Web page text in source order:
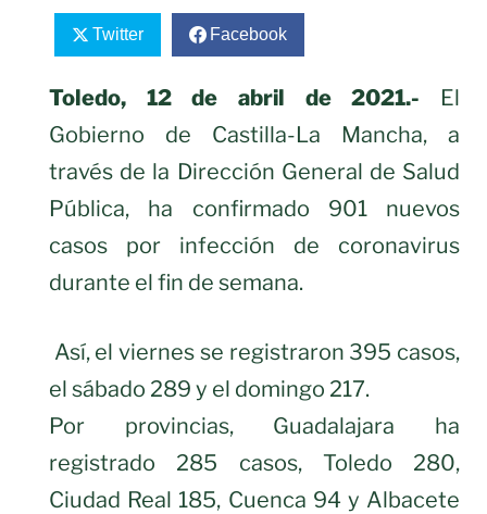
Twitter Facebook
Toledo, 12 de abril de 2021.- El
Gobierno de Castilla-La Mancha, a
través de la Dirección General de Salud
Pública, ha confirmado 901 nuevos
casos por infección de coronavirus
durante el fin de semana.
Así, el viernes se registraron 395 casos,
el sábado 289 y el domingo 217.
Por provincias, Guadalajara ha
registrado 285 casos, Toledo 280,
Ciudad Real 185, Cuenca 94 y Albacete